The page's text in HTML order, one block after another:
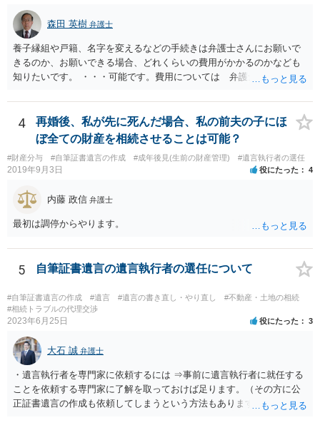
森田 英樹 弁護士
養子縁組や戸籍、名字を変えるなどの手続きは弁護士さんにお願いで
きるのか、お願いできる場合、どれくらいの費用がかかるのかなども
知りたいです。 ・・・可能です。費用については 弁護士と直接面談
ています。 やはり、成人した子のことまでごちゃごちゃ考えず、自分
の事だけ考えるべきなのでしょうか ・・・お子さんの事をまで含め良
い解決案があればお悩みになるのは当然と言えば当然のことです。 彼
と親子関係を結びたいと思っているが、名字は変えたくない・・・養
子縁組の必要があり 氏も変更することになります。 しかし 彼は成人
しているとは言え、自分の子と私の連れ子、全て平等にしたいと希
望。もちろん私もそうできればと思います。 ・・・婚姻前の契約 あ
るいは 遺言書などで その意思を実現する方法はあります。 弁護
士に相談してみてください。
4
再婚後、私が先に死んだ場合、私の前夫の子にほ
ぼ全ての財産を相続させることは可能？
#財産分与 #自筆証書遺言の作成 #成年後見(生前の財産管理) #遺言執行者の選任
2019年9月3日 役にたった 4
内藤 政信 弁護士
最初は調停からやります。
5 自筆証書遺言の遺言執行者の選任について
#自筆証書遺言の作成 #遺言 #遺言の書き直し・やり直し
#不動産・土地の相続
#相続トラブルの代理交渉
2023年6月25日 役にたった 3
大石 誠 弁護士
・遺言執行者を専門家に依頼するには ⇒事前に遺言執行者に就任する
ことを依頼する専門家に了解を取っておけば足ります。（その方に公
正証書遺言の作成も依頼してしまうという方法もあります） 事前に了